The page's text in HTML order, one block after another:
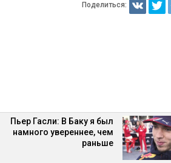
Поделиться:
Пьер Гасли: В Баку я был
намного увереннее, чем
раньше